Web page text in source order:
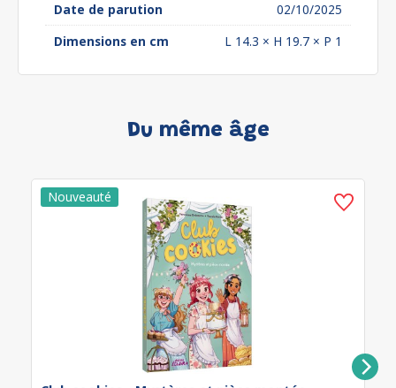
Date de parution
02/10/2025
Dimensions en cm
L 14.3 × H 19.7 × P 1
Du même âge